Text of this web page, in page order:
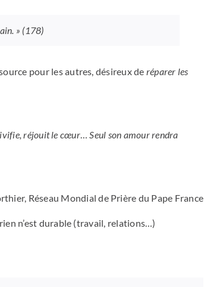
» (178)
pour les autres, désireux de réparer les
réjouit le cœur…Seul son amour rendra
Réseau Mondial de Prière du Pape France
n’est durable (travail, relations…)